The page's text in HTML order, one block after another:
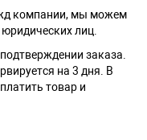
компании, мы можем
лиц.
заказа.
на 3 дня. В
товар и